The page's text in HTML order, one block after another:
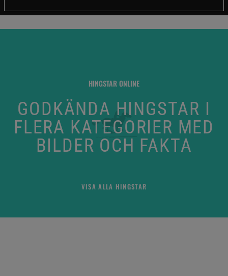
HINGSTAR ONLINE
GODKÄNDA HINGSTAR I
FLERA KATEGORIER MED
BILDER OCH FAKTA
VISA ALLA HINGSTAR